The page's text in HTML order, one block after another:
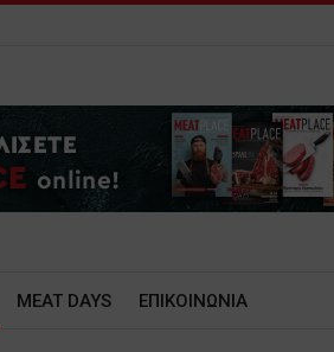
MEAT DAYS ΕΠΙΚΟΙΝΩΝΙΑ